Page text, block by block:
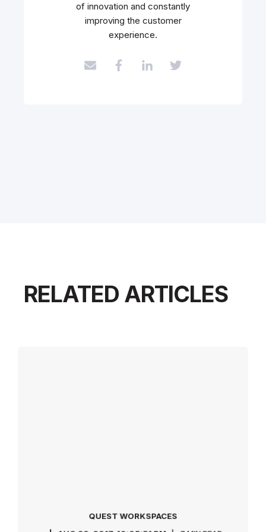
of innovation and constantly
improving the customer
experience.
RELATED ARTICLES
QUEST WORKSPACES